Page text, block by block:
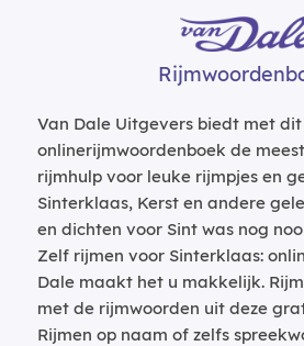
Van Dale Uitgevers biedt met
onlinerijmwoordenboek de
rijmhulp voor leuke rijmpjes en
Sinterklaas, Kerst en andere
en dichten voor Sint was nog
Zelf rijmen voor Sinterklaas:
Dale maakt het u makkelijk.
met de rijmwoorden uit deze
Rijmen op naam of zelfs